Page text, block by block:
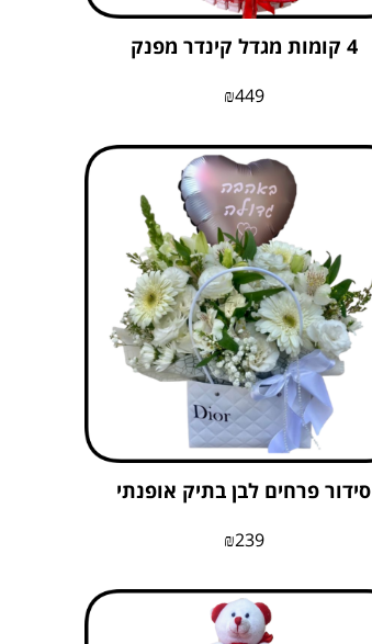
4 קומות מגדל קינדר מפנק
₪449
סידור פרחים לבן בתיק אופנתי
₪239